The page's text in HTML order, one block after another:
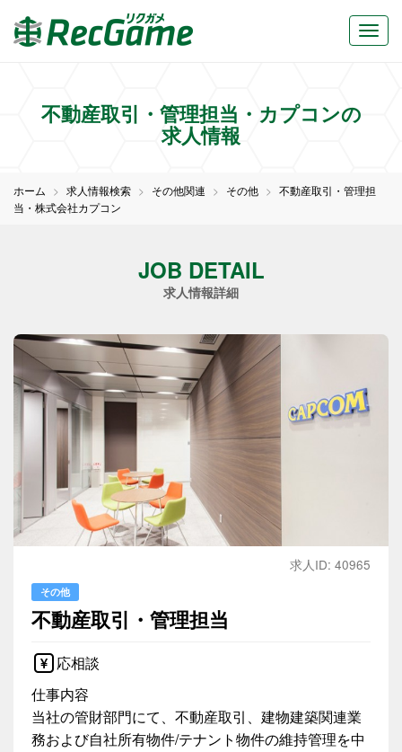
不動産取引・管理担当・カプコンの
求人情報
ホーム 求人情報検索 その他関連 その他
不動産取引・管理担
当・株式会社カプコン
JOB DETAIL
求人情報詳細
求人ID: 40965
その他
不動産取引・管理担当
応相談
仕事内容
当社の管財部門にて、不動産取引、建物建築関連業
務および自社所有物件/テナント物件の維持管理を中